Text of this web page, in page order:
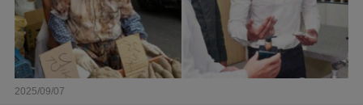
2025/09/07